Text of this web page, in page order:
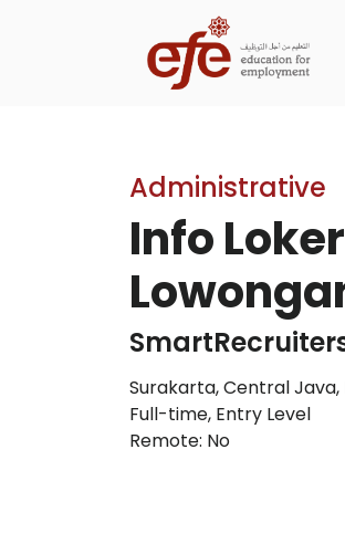
Administrative
Info
Surakarta, Central Java,
Full-time, Entry Level
Remote: No